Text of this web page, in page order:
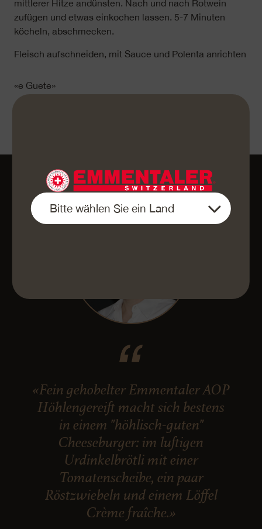
mittlerer Hitze andünsten. Nach und nach Rotwein
zufügen und etwas einkochen lassen. 5-7 Minuten
köcheln, abschmecken.
Fleisch aufschneiden, mit Sauce und Polenta anrichten
«e Guete»
«Fein gehobelter Emmentaler AOP
Höhlengereift macht sich bestens
in einem "höhlisch-guten"
Cheeseburger: im luftigen
Urdinkelbrötli mit einer
Tomatenscheibe, ein paar
Röstzwiebeln und einem Löffel
Crème fraîche.»